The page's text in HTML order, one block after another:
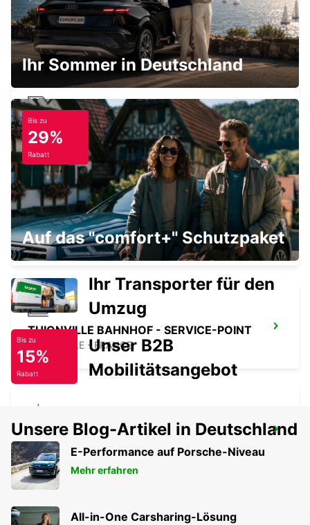
ST AVOLD
SAINT AVOLD - FRANCE
EPINAL BAHNHOF - SERVICE-POINT
EPINAL - FRANCE
SARREBOURG DT
SARREBOURG - FRANCE
THIONVILLE BAHNHOF - SERVICE-POINT
THIONVILLE - FRANCE
THIONVILLE YUTZ
YUTZ - FRANCE
Ihr Sommer in Deutschland
Bis zu
29%
Rabatt
Auf das "comfort+" Schutzpaket
Ihr Transporter für den
Umzug
Bis zu
15%
Rabatt
Unser B2B
Mobilitätsangebot
Unsere Blog-Artikel in Deutschland
E-Performance auf Porsche-Niveau
Mehr erfahren
All-in-One Carsharing-Lösung